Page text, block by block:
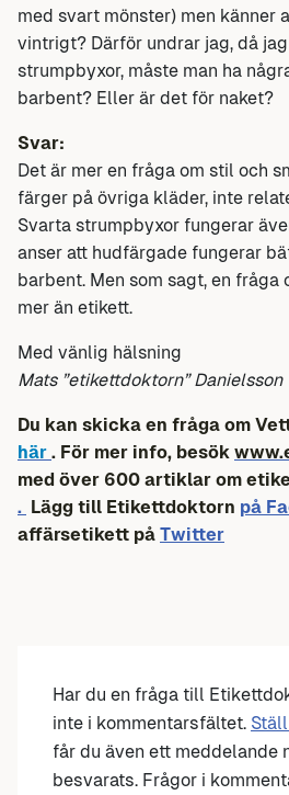
med svart mönster) men känner
vintrigt? Därför undrar jag, då
strumpbyxor, måste man ha
barbent? Eller är det för naket?
Svar:
Det är mer en fråga om stil och
färger på övriga kläder, inte
Svarta strumpbyxor fungerar
anser att hudfärgade fungerar
barbent. Men som sagt, en fråga
mer än etikett.
Med vänlig hälsning
Mats ”etikettdoktorn” Danielsson
Du kan skicka en fråga om
här . För mer info, besök
med över 600 artiklar om
. Lägg till Etikettdoktorn på
affärsetikett på Twitter
Har du en fråga till
inte i kommentarsfältet.
får du även ett meddelande
besvarats. Frågor i